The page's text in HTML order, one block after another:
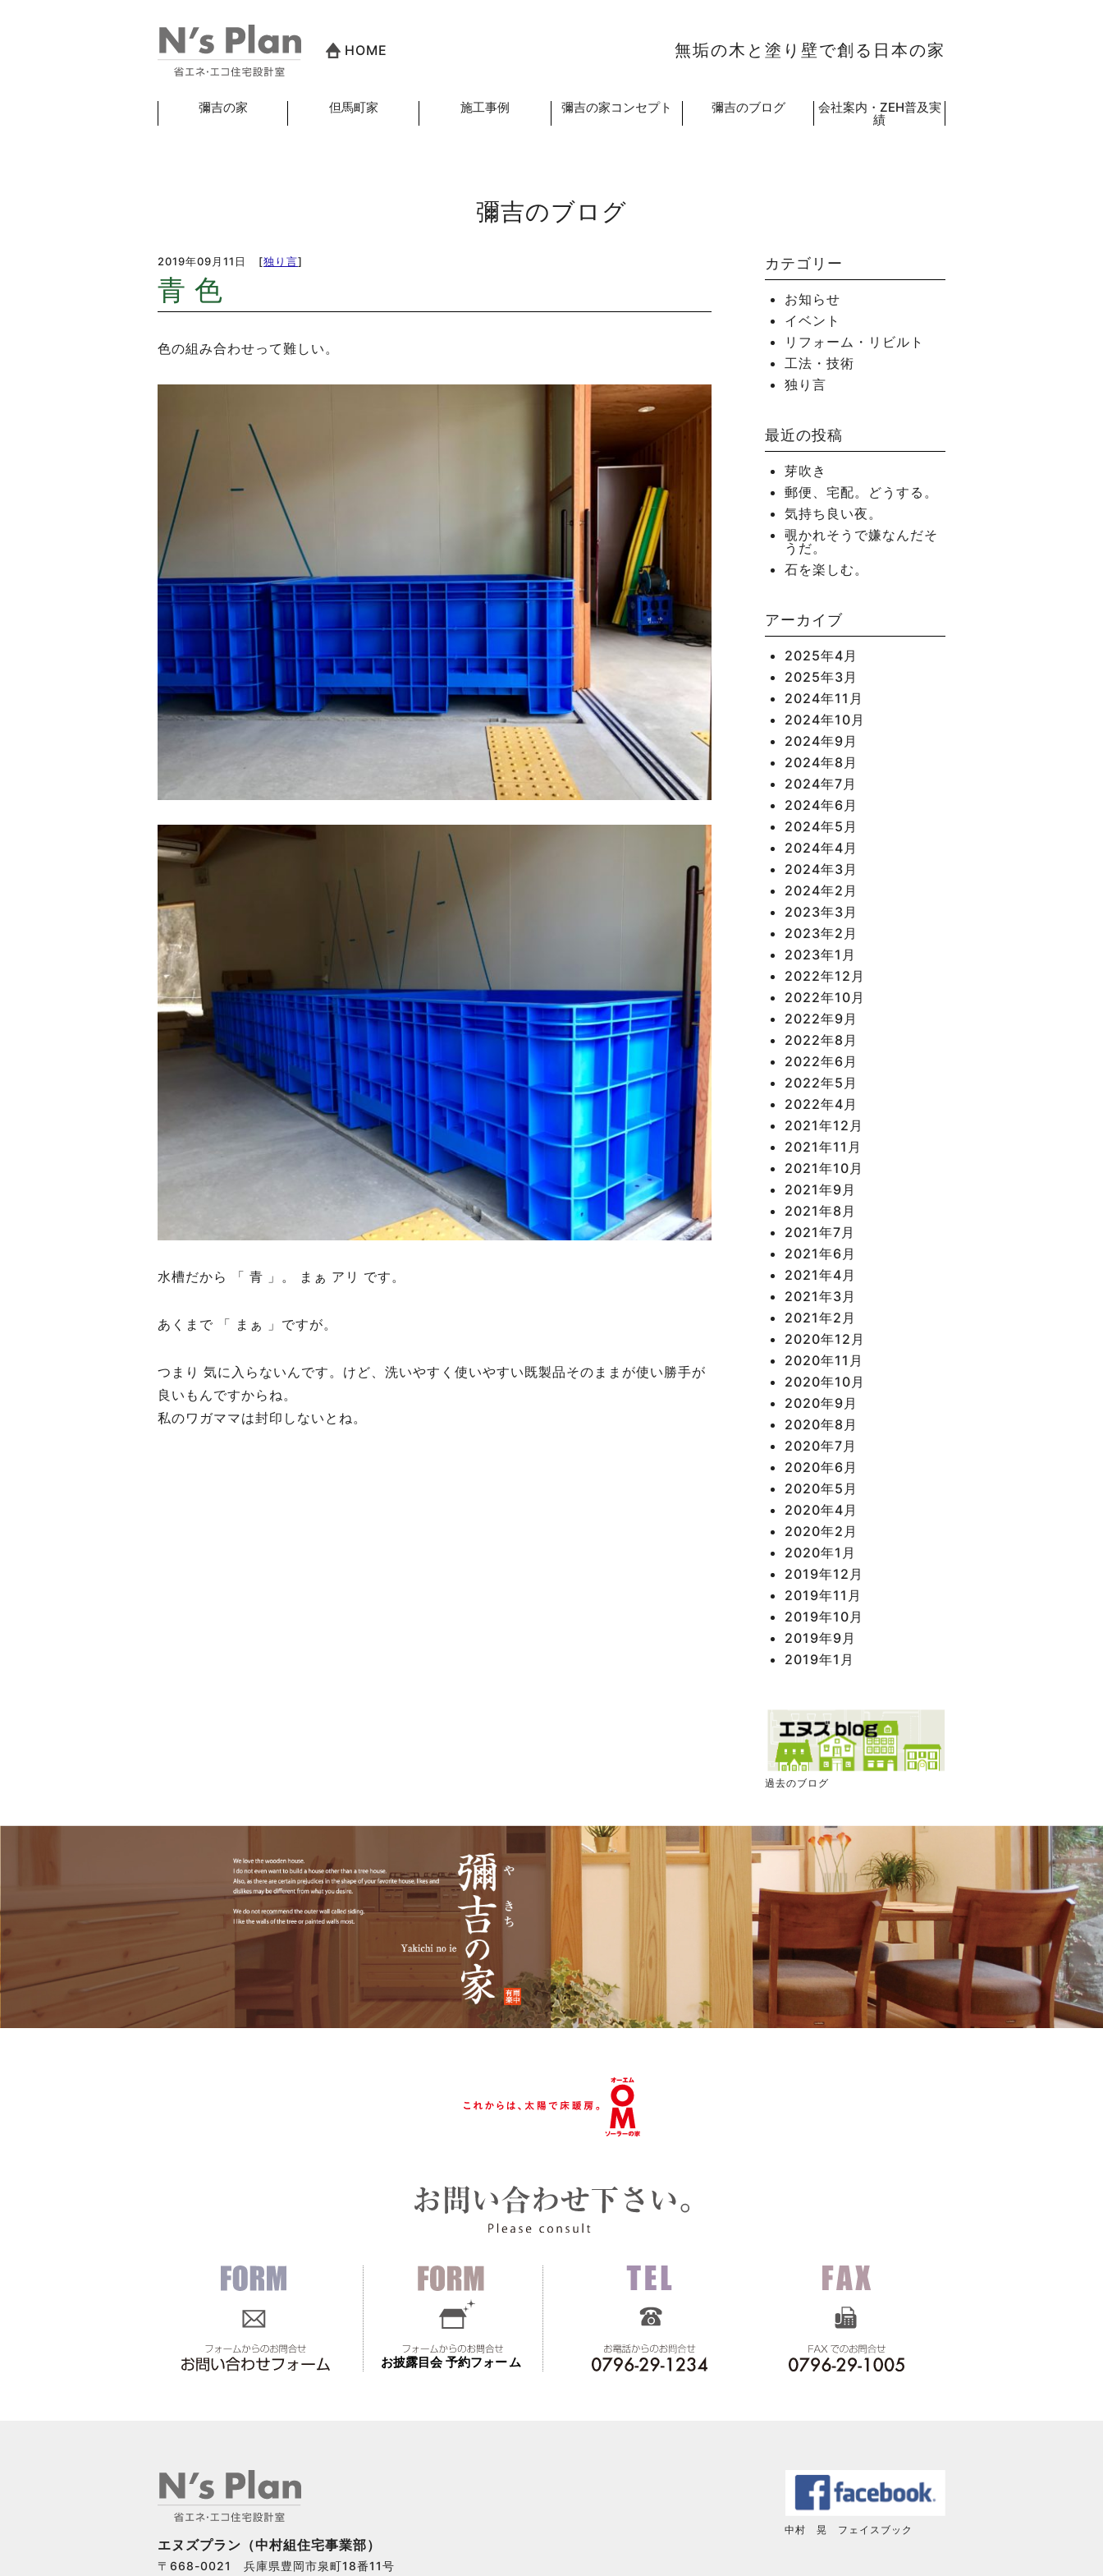
HOME 無垢の木と塗り壁で創る日本の家
彌吉の家 但馬町家 施工事例 彌吉の家コンセプト 彌吉のブログ 会社案内・ZEH普及実
績
彌吉のブログ
2019年09月11日 [独り言]
青 色
色の組み合わせって難しい。
水槽だから 「 青 」。 まぁ アリ です。
あくまで 「 まぁ 」ですが。
つまり 気に入らないんです。けど、洗いやすく使いやすい既製品そのままが使い勝手が
良いもんですからね。
私のワガママは封印しないとね。
カテゴリー
お知らせ
イベント
リフォーム・リビルト
工法・技術
独り言
最近の投稿
芽吹き
郵便、宅配。どうする。
気持ち良い夜。
覗かれそうで嫌なんだそ
うだ。
石を楽しむ。
アーカイブ
2025年4月
2025年3月
2024年11月
2024年10月
2024年9月
2024年8月
2024年7月
2024年6月
2024年5月
2024年4月
2024年3月
2024年2月
2023年3月
2023年2月
2023年1月
2022年12月
2022年10月
2022年9月
2022年8月
2022年6月
2022年5月
2022年4月
2021年12月
2021年11月
2021年10月
2021年9月
2021年8月
2021年7月
2021年6月
2021年4月
2021年3月
2021年2月
2020年12月
2020年11月
2020年10月
2020年9月
2020年8月
2020年7月
2020年6月
2020年5月
2020年4月
2020年2月
2020年1月
2019年12月
2019年11月
2019年10月
2019年9月
2019年1月
過去のブログ
エヌズプラン（中村組住宅事業部）
〒668-0021 兵庫県豊岡市泉町18番11号
中村 晃 フェイスブック